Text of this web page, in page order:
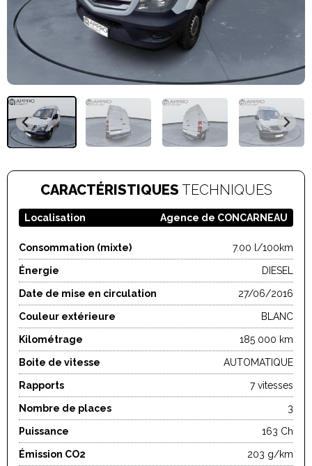
CARACTÉRISTIQUES TECHNIQUES
Localisation Agence de CONCARNEAU
Consommation (mixte) 7.00 l/100km
Énergie DIESEL
Date de mise en circulation 27/06/2016
Couleur extérieure BLANC
Kilométrage 185 000 km
Boite de vitesse AUTOMATIQUE
Rapports 7 vitesses
Nombre de places 3
Puissance 163 Ch
Émission CO2 203 g/km